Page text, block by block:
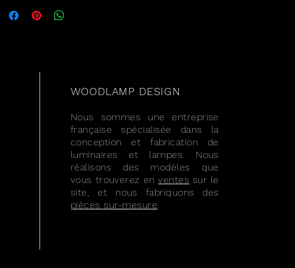
discrète et forte qui irradie le calme
démarche éco design, responsable
et respectueuse de l’environnement,
l'atelier sont conçus et réalisés
entièrement en France avec des
bois de récupération et n’utilisent
que des ampoules LED à très faible
Eclairage : ampoule LED, 5 watts,
WOODLAMP DESIGN
Nous sommes une entreprise
française spécialisée dans la
conception et fabrication de
luminaires et lampes. Nous
réalisons des modèles que
vous trouverez enventes sur le
site, et nous fabriquons des
pièces sur-mesure.